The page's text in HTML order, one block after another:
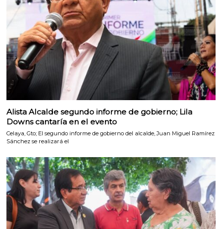
Alista Alcalde segundo informe de gobierno; Lila
Downs cantaría en el evento
Celaya, Gto; El segundo informe de gobierno del alcalde, Juan Miguel Ramírez
Sánchez se realizará el